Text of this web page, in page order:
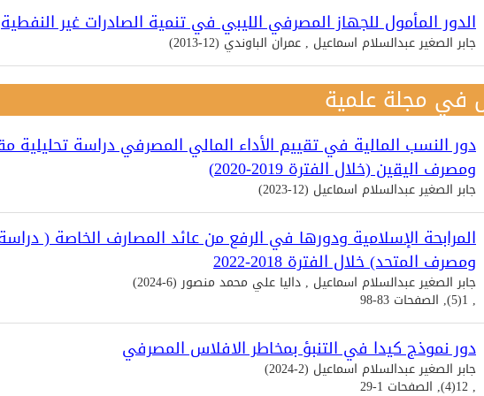
الدور المأمول للجهاز المصرفي الليبي في تنمية الصادرات غير النفطية
جابر الصغير عبدالسلام اسماعيل , عمران الباوندي (12-2013)
في مجلة علمية
دور النسب المالية في تقييم الأداء المالي المصرفي دراسة تحليلية
ومصرف اليقين (خلال الفترة 2019-2020)
جابر الصغير عبدالسلام اسماعيل (12-2023)
المرابحة الإسلامية ودورها في الرفع من عائد المصارف الخاصة (
ومصرف المتحد) خلال الفترة 2018-2022
جابر الصغير عبدالسلام اسماعيل , داليا علي محمد منصور (6-2024)
, 1(5), الصفحات 83-98
دور نموذج كيدا في التنبؤ بمخاطر الافلاس المصرفي
جابر الصغير عبدالسلام اسماعيل (2-2024)
, 12(4), الصفحات 1-29